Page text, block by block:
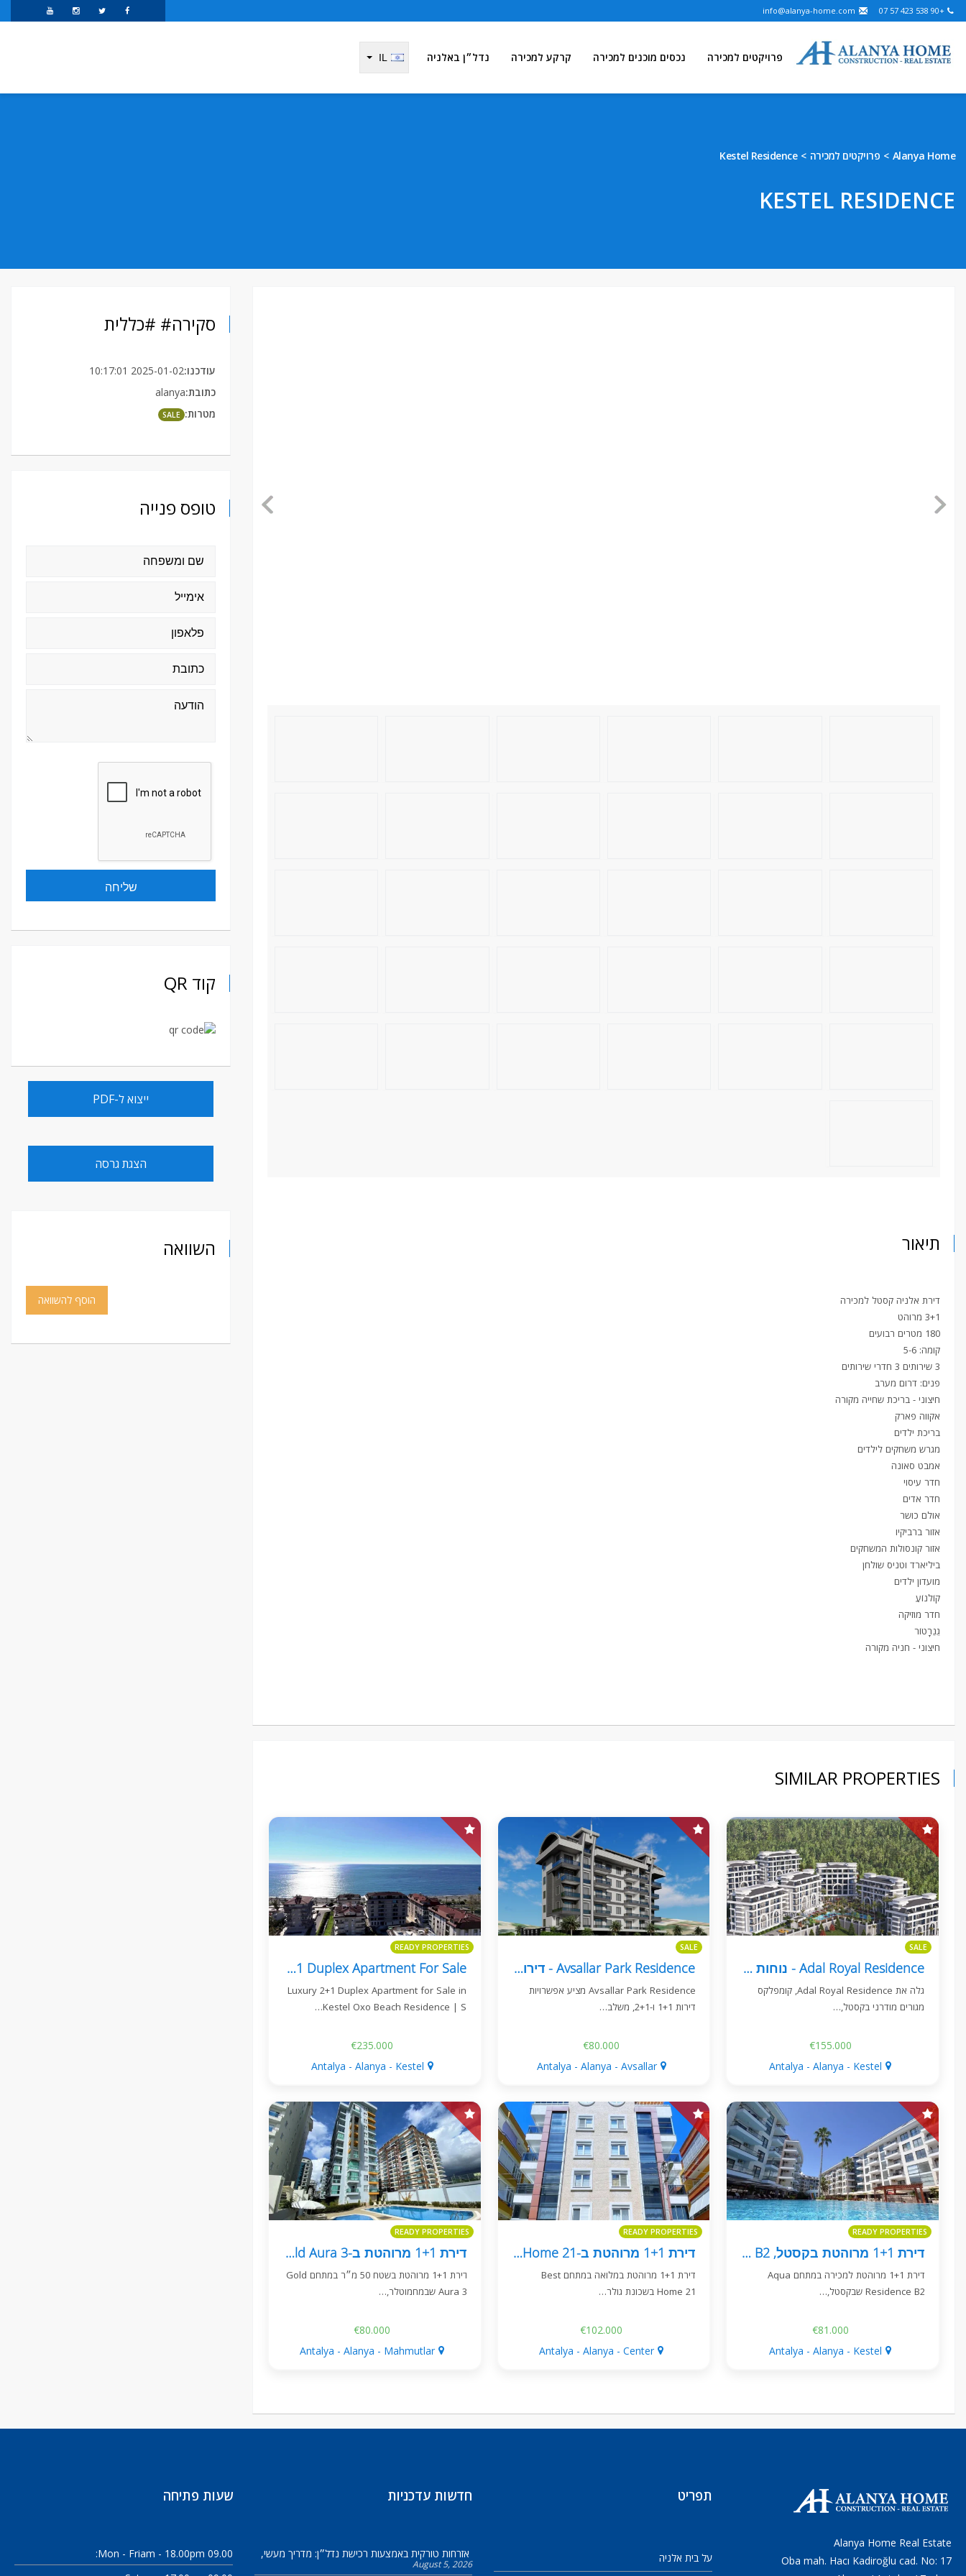
+90 538 423 57 07
IL פרויקטים למכירה נכסים מוכנים למכירה קרקע למכירה נדל״ן באלניה
Alanya Home פרויקטים למכירה Kestel Residence
KESTEL RESIDENCE
תיאור
דירת אלניה קסטל למכירה
3+1 מרוהט
180 מטרים רבועים
קומה: 5-6
3 שירותים 3 חדרי שירותים
פנים: דרום מערב
חיצוני - בריכת שחייה מקורה
אקווה פארק
בריכת ילדים
מגרש משחקים לילדים
אמבט סאונה
חדר עיסוי
חדר אדים
אולם כושר
אזור ברביקיו
אזור קונסולות המשחקים
ביליארד וטניס שולחן
מועדון ילדים
קוֹלנוֹעַ
חדר מוזיקה
גֵנֵרָטוֹר
חיצוני - חניה מקורה
SIMILAR PROPERTIES
SALE
Adal Royal Residence - נוחות מודרנית בקסטל, אלניה
גלה את Adal Royal Residence, קומפלקס
מגורים מודרני בקסטל,…
€155.000
Antalya - Alanya - Kestel
SALE
Avsallar Park Residence - דירות מודרניות קרוב לים
Avsallar Park Residence מציע אפשרויות
דירות 1+1 ו-2+1, משלב…
€80.000
Antalya - Alanya - Avsallar
READY PROPERTIES
Oxo Beach Residence Seafront 2+1 Duplex Apartment For Sale
Luxury 2+1 Duplex Apartment for Sale in
Kestel Oxo Beach Residence | S…
€235.000
Antalya - Alanya - Kestel
READY PROPERTIES
דירת 1+1 מרוהטת בקסטל, Aqua Residence B2
דירת 1+1 מרוהטת למכירה במתחם Aqua
Residence B2 שבקסטל,…
€81.000
Antalya - Alanya - Kestel
READY PROPERTIES
דירת 1+1 מרוהטת ב-Best Home 21 בגולר פינארי
דירת 1+1 מרוהטת במלואה במתחם Best
Home 21 בשכונת גולר…
€102.000
Antalya - Alanya - Center
READY PROPERTIES
דירת 1+1 מרוהטת ב-Gold Aura 3 במחמוטלר, אלניה
דירת 1+1 מרוהטת בשטח 50 מ״ר במתחם Gold
Aura 3 שבמחמוטלר,…
€80.000
Antalya - Alanya - Mahmutlar
סקירה# #כללית
עודכנו:2025-01-02 10:17:01
כתובת:alanya
מטרות: SALE
טופס פנייה
קוד QR
ייצוא ל-PDF
הצגת גרסה
השוואה
הוסף להשוואה
Alanya Home Real Estate
Oba mah. Hacı Kadiroğlu cad. No: 17
תפריט
על בית אלניה
חדשות עדכניות
אזרחות טורקית באמצעות רכישת נדל״ן: מדריך מעשי
August 5, 2026
שעות פתיחה
Mon - Fri:
09.00 am - 18.00pm